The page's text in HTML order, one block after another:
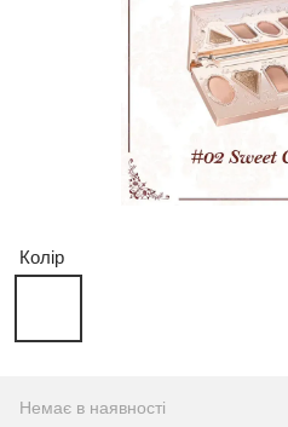
Колір
Немає в наявності